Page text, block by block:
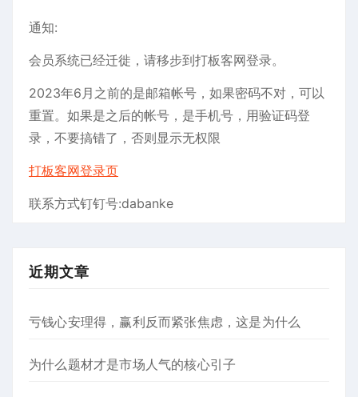
通知:
会员系统已经迁徙，请移步到打板客网登录。
2023年6月之前的是邮箱帐号，如果密码不对，可以
重置。如果是之后的帐号，是手机号，用验证码登
录，不要搞错了，否则显示无权限
打板客网登录页
联系方式钉钉号:dabanke
近期文章
亏钱心安理得，赢利反而紧张焦虑，这是为什么
为什么题材才是市场人气的核心引子